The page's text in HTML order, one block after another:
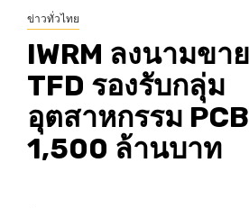
ข่าวทั่วไทย
IWRM ลงนามข
TFD รองรับกลุ่ม
อุตสาหกรรม
1,500 ล้านบาท